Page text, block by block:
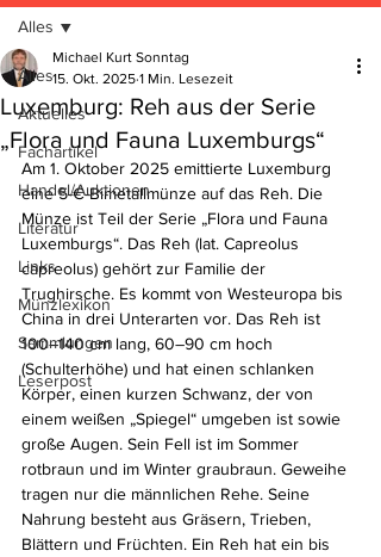
Alles
Aktuelles
Fachartikel
Handel/Auktionen
Literatur
Links
Münzlexikon
Sammlungen
Leserpost
Alles
Luxemburg: Reh aus der Serie
„Flora und Fauna Luxemburgs“
Michael Kurt Sonntag
15. Okt. 2025 1 Min. Lesezeit
Am 1. Oktober 2025 emittierte Luxemburg
eine 5-€-Bimetallmünze auf das Reh. Die
Münze ist Teil der Serie „Flora und Fauna
Luxemburgs“. Das Reh (lat. Capreolus
capreolus) gehört zur Familie der
Trughirsche. Es kommt von Westeuropa bis
China in drei Unterarten vor. Das Reh ist
100–140 cm lang, 60–90 cm hoch
(Schulterhöhe) und hat einen schlanken
Körper, einen kurzen Schwanz, der von
einem weißen „Spiegel“ umgeben ist sowie
große Augen. Sein Fell ist im Sommer
rotbraun und im Winter graubraun. Geweihe
tragen nur die männlichen Rehe. Seine
Nahrung besteht aus Gräsern, Trieben,
Blättern und Früchten. Ein Reh hat ein bis